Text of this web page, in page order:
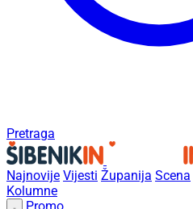
Pretraga
Najnovije Vijesti Županija Scena
Kolumne